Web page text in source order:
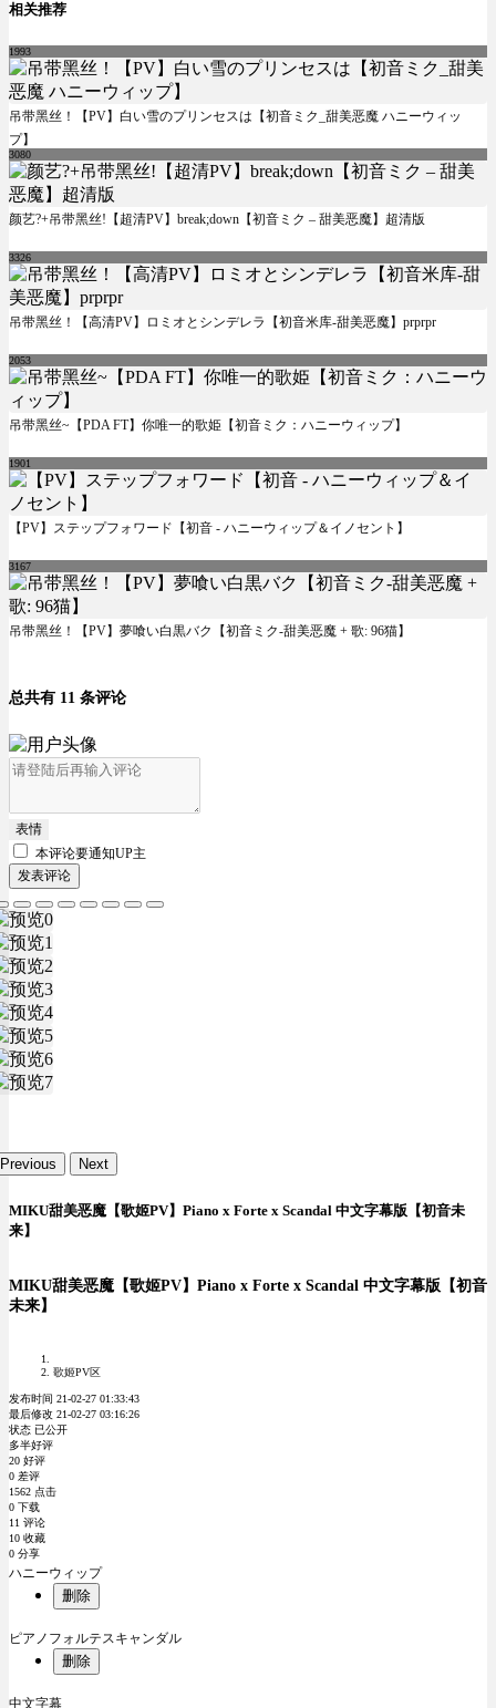
相关推荐
1993
吊带黑丝！【PV】白い雪のプリンセスは【初音ミク_甜美恶魔 ハニーウィッ
プ】
3080
颜艺?+吊带黑丝!【超清PV】break;down【初音ミク – 甜美恶魔】超清版
3326
吊带黑丝！【高清PV】ロミオとシンデレラ【初音米库-甜美恶魔】prprpr
2053
吊带黑丝~【PDA FT】你唯一的歌姫【初音ミク：ハニーウィップ】
1901
【PV】ステップフォワード【初音 - ハニーウィップ＆イノセント】
3167
吊带黑丝！【PV】夢喰い白黒バク【初音ミク-甜美恶魔 + 歌: 96猫】
总共有 11 条评论
表情
本评论要通知UP主
发表评论
Previous Next
MIKU甜美恶魔【歌姬PV】Piano x Forte x Scandal 中文字幕版【初音未
来】
MIKU甜美恶魔【歌姬PV】Piano x Forte x Scandal 中文字幕版【初音
未来】
歌姬PV区
发布时间 21-02-27 01:33:43
最后修改 21-02-27 03:16:26
状态 已公开
多半好评
20 好评
0 差评
1562 点击
0 下载
11 评论
10 收藏
0 分享
ハニーウィップ
删除
ピアノフォルテスキャンダル
删除
中文字幕